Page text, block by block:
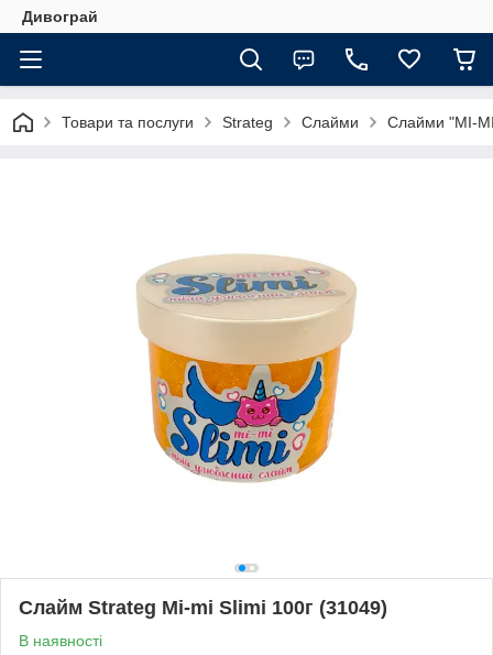
Дивограй
Товари та послуги Strateg Слайми Слайми "MI-
Слайм Strateg Mi-mi Slimi 100г (31049)
В наявності